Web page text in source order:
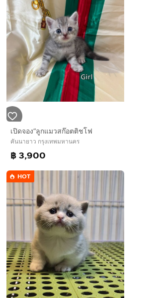
เปิดจอง“ลูกแมวสก๊อตติชโฟ
คันนายาว กรุงเทพมหานคร
฿ 3,900
HOT